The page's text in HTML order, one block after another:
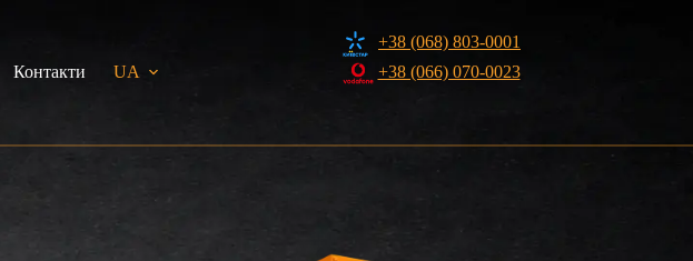
Контакти UA
+38 (068) 803-0001
+38 (066) 070-0023